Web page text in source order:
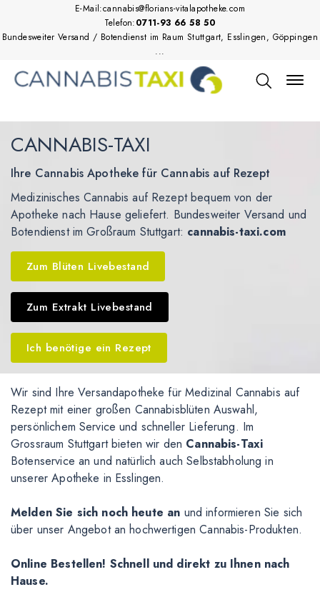
E-Mail:cannabis@florians-vitalapotheke.com
Telefon:0711-93 66 58 50
Bundesweiter Versand / Botendienst im Raum Stuttgart, Esslingen, Göppingen
...
CANNABIS-TAXI
Ihre Cannabis Apotheke für Cannabis auf Rezept
Medizinisches Cannabis auf Rezept bequem von der
Apotheke nach Hause geliefert. Bundesweiter Versand und
Botendienst im Großraum Stuttgart: cannabis-taxi.com
Zum Blüten Livebestand
Zum Extrakt Livebestand
Ich benötige ein Rezept
Wir sind Ihre Versandapotheke für Medizinal Cannabis auf
Rezept mit einer großen Cannabisblüten Auswahl,
persönlichem Service und schneller Lieferung. Im
Grossraum Stuttgart bieten wir den Cannabis-Taxi
Botenservice an und natürlich auch Selbstabholung in
unserer Apotheke in Esslingen.
Melden Sie sich noch heute an und informieren Sie sich
über unser Angebot an hochwertigen Cannabis-Produkten.
Online Bestellen! Schnell und direkt zu Ihnen nach
Hause.